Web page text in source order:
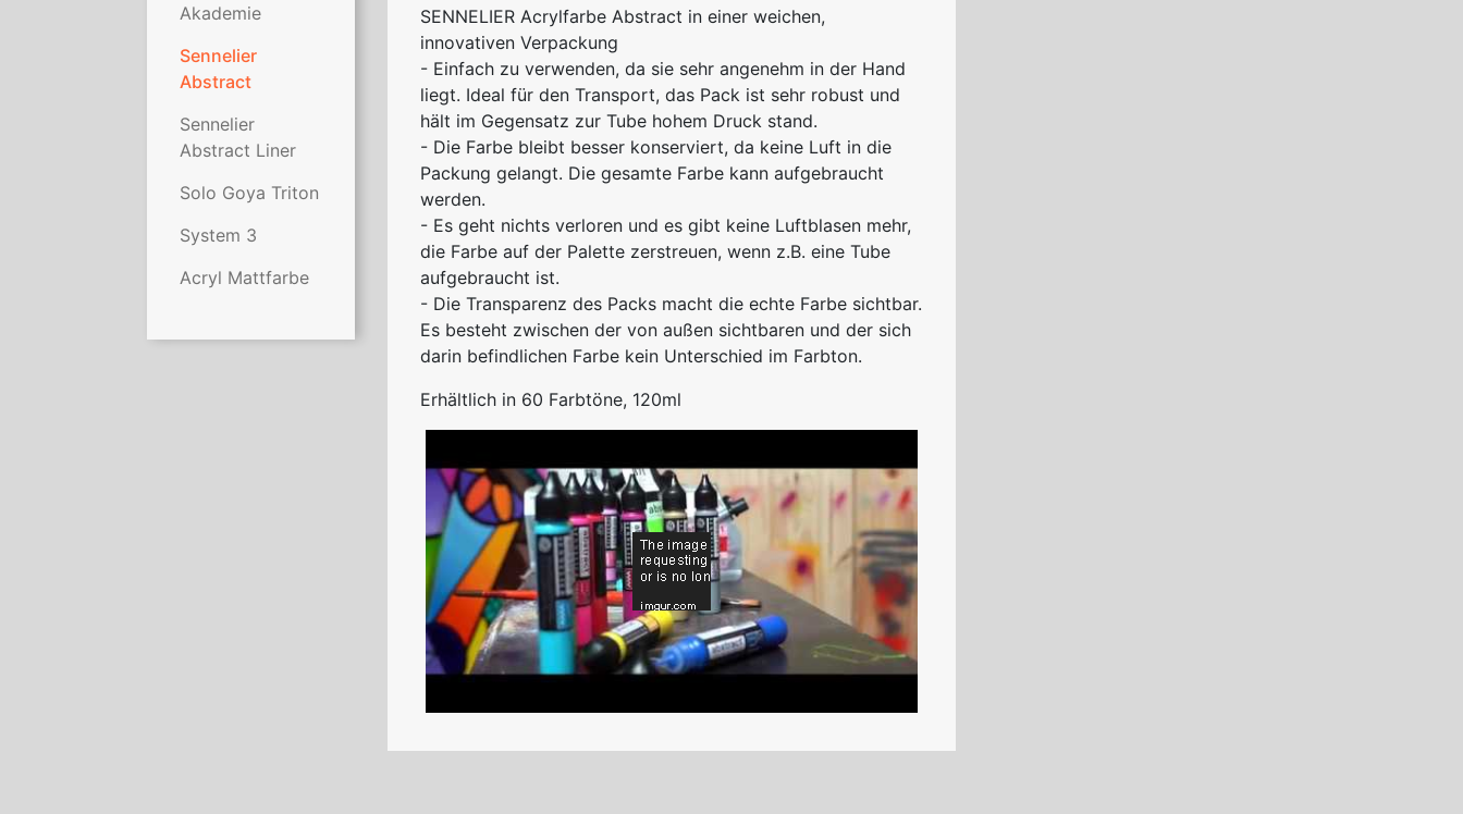
Akademie
Sennelier
Abstract
Sennelier
Abstract Liner
Solo Goya Triton
System 3
Acryl Mattfarbe
SENNELIERAcrylfarbe Abstract in einer weichen,
innovativen Verpackung
- Einfach zu verwenden, da sie sehr angenehm in der Hand
liegt. Ideal für den Transport, das Pack ist sehr robust und
hält im Gegensatz zur Tube hohem Druck stand.
- Die Farbe bleibt besser konserviert, da keine Luft in die
Packung gelangt. Die gesamte Farbe kann aufgebraucht
werden.
- Es geht nichts verloren und es gibt keine Luftblasen mehr,
die Farbe auf der Palette zerstreuen, wenn z.B. eine Tube
aufgebraucht ist.
- Die Transparenz des Packs macht die echte Farbe sichtbar.
Es besteht zwischen der von außen sichtbaren und der sich
darin befindlichen Farbe kein Unterschied im Farbton.
Erhältlich in 60 Farbtöne, 120ml